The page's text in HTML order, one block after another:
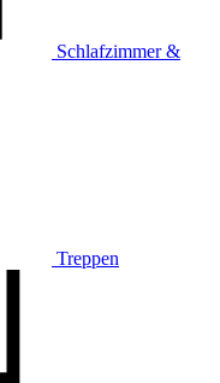
Schlafzimmer &
Treppen